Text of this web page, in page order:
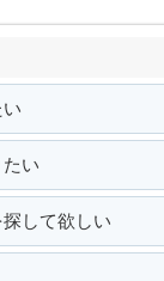
い
して欲しい